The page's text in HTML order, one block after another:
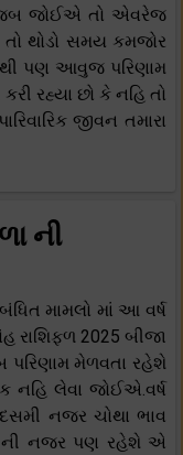
જોઈએ તો એવરેજ
થોડો સમય કમજોર
પણ આવુજ પરિણામ
રહ્યા છો કે નહિ તો
જીવન તમારા
ની
મામલો માં આ વર્ષ
રાશિફળ 2025 બીજા
પરિણામ મેળવતા રહેશે
નહિ લેવા જોઈએ.વર્ષ
નજર ચોથા ભાવ
ની નજર પણ રહેશે એ